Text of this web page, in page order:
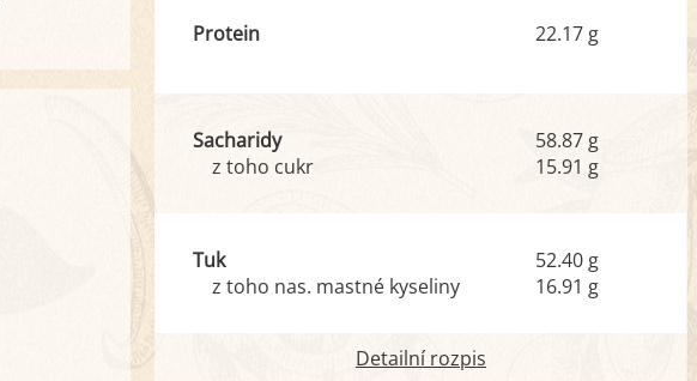
Protein 22.17 g
Sacharidy
z toho cukr
58.87 g
15.91 g
Tuk
z toho nas. mastné kyseliny
52.40 g
16.91 g
Detailní rozpis